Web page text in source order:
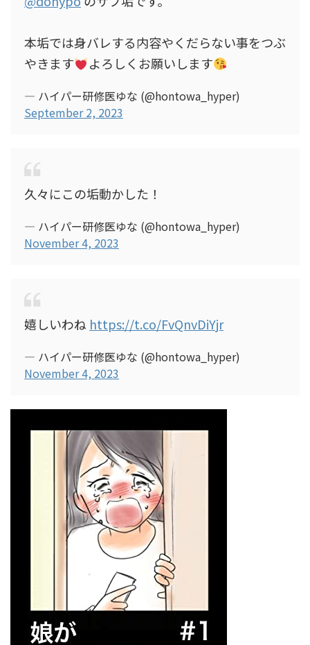
本垢では身バレする内容やくだらない事をつぶ
やきます
よろしくお願いします
— ハイパー研修医ゆな (@hontowa_hyper)
September 2, 2023
久々にこの垢動かした！
— ハイパー研修医ゆな (@hontowa_hyper)
November 4, 2023
嬉しいわね https://t.co/FvQnvDiYjr
— ハイパー研修医ゆな (@hontowa_hyper)
November 4, 2023